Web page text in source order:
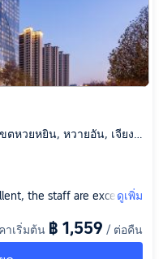
ตหวยหยิน, หวายอัน, เจียงซู
ดูเพิ่ม
าเริ่มต้น ฿ 1,559 / ต่อคืน